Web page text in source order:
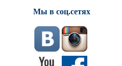
Мы в соц.сетях